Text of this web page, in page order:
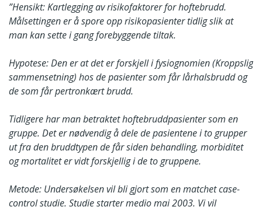
”Hensikt: Kartlegging av risikofaktorer for hoftebrudd.
Målsettingen er å spore opp risikopasienter tidlig slik at
man kan sette i gang forebyggende tiltak.
Hypotese: Den er at det er forskjell i fysiognomien (Kroppslig
sammensetning) hos de pasienter som får lårhalsbrudd og
de som får pertronkært brudd.
Tidligere har man betraktet hoftebruddpasienter som en
gruppe. Det er nødvendig å dele de pasientene i to grupper
ut fra den bruddtypen de får siden behandling, morbiditet
og mortalitet er vidt forskjellig i de to gruppene.
Metode: Undersøkelsen vil bli gjort som en matchet case-
control studie. Studie starter medio mai 2003. Vi vil